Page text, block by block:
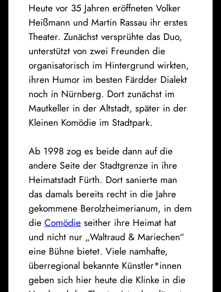
Heute vor 35 Jahren eröffneten Volker
Heißmann und Martin Rassau ihr erstes
Theater. Zunächst versprühte das Duo,
unterstützt von zwei Freunden die
organisatorisch im Hintergrund wirkten,
ihren Humor im besten Färdder Dialekt
noch in Nürnberg. Dort zunächst im
Mautkeller in der Altstadt, später in der
Kleinen Komödie im Stadtpark.
Ab 1998 zog es beide dann auf die
andere Seite der Stadtgrenze in ihre
Heimatstadt Fürth. Dort sanierte man
das damals bereits recht in die Jahre
gekommene Berolzheimerianum, in dem
die Comödieseither ihre Heimat hat
und nicht nur „Waltraud & Mariechen“
eine Bühne bietet. Viele namhafte,
überregional bekannte Künstler*innen
geben sich hier heute die Klinke in die